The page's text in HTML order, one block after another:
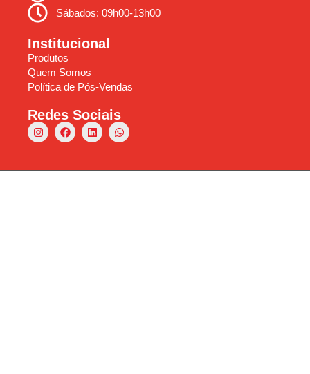
Sábados: 09h00-13h00
Institucional
Produtos
Quem Somos
Política de Pós-Vendas
Redes Sociais